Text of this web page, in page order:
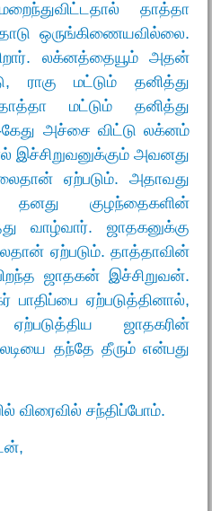
தாத்தா
ஒருங்கிணையவில்லை.
லக்னத்தையூம் அதன்
ராகு மட்டும் தனித்து
மட்டும் தனித்து
கேது அச்சை விட்டு லக்னம்
இச்சிறுவனுக்கும் அவனது
ஏற்படும். அதாவது
குழந்தைகளின்
வாழ்வார். ஜாதகனுக்கு
ஏற்படும். தாத்தாவின்
ஜாதகன் இச்சிறுவன்.
பாதிப்பை ஏற்படுத்தினால்,
ஜாதகரின்
தந்தே தீரும் என்பது
விரைவில் சந்திப்போம்.